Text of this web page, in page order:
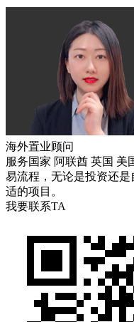
海外置业顾问
服务国家 阿联酋 英国 美
易流程，无论是投资还
适的项目。
我要联系TA